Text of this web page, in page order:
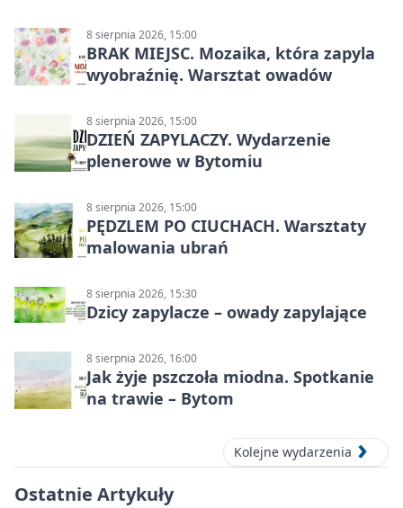
8 sierpnia 2026, 15:00
BRAK MIEJSC. Mozaika, która zapyla
wyobraźnię. Warsztat owadów
8 sierpnia 2026, 15:00
DZIEŃ ZAPYLACZY. Wydarzenie
plenerowe w Bytomiu
8 sierpnia 2026, 15:00
PĘDZLEM PO CIUCHACH. Warsztaty
malowania ubrań
8 sierpnia 2026, 15:30
Dzicy zapylacze – owady zapylające
8 sierpnia 2026, 16:00
Jak żyje pszczoła miodna. Spotkanie
na trawie – Bytom
Kolejne wydarzenia
Ostatnie Artykuły